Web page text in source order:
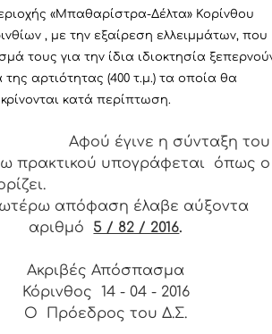
«Μπαθαρίστρα-Δέλτα» Κορίνθου
, με την εξαίρεση ελλειμμάτων, που
τους για την ίδια ιδιοκτησία
της αρτιότητας (400 τ.μ.) τα οποία θα
κατά περίπτωση.
Αφού έγινε η σύνταξη του
πρακτικού υπογράφεται όπως ο
απόφαση έλαβε αύξοντα
αριθμό 5 / 82 / 2016.
Ακριβές Απόσπασμα
Κόρινθος 14 - 04 - 2016
Ο Πρόεδρος του Δ.Σ.